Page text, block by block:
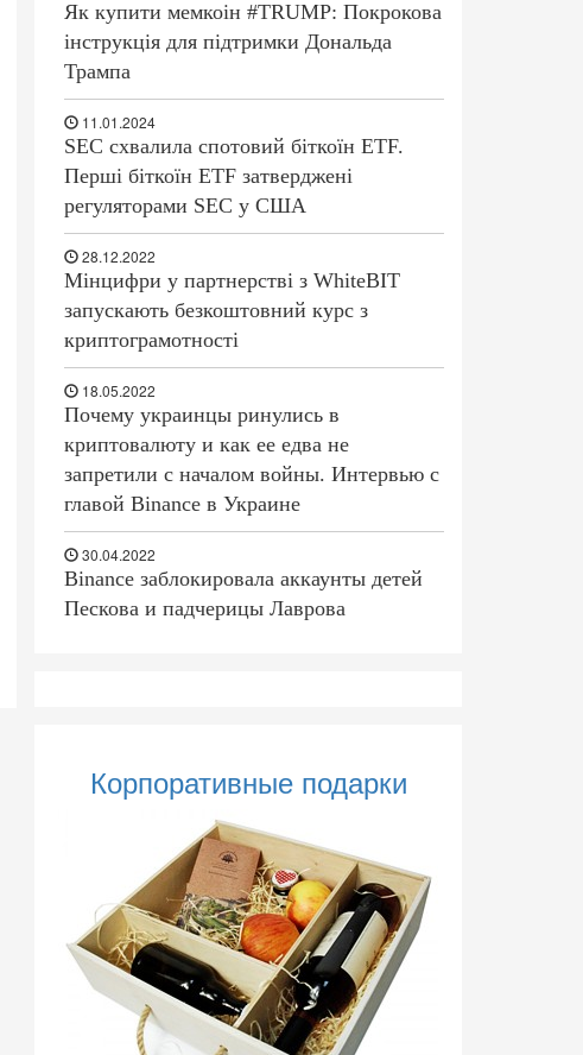
Як купити мемкоін #TRUMP: Покрокова
інструкція для підтримки Дональда
Трампа
11.01.2024
SEC схвалила спотовий біткоїн ETF.
Перші біткоїн ETF затверджені
регуляторами SEC у США
28.12.2022
Мінцифри у партнерстві з WhiteBIT
запускають безкоштовний курс з
криптограмотності
18.05.2022
Почему украинцы ринулись в
криптовалюту и как ее едва не
запретили с началом войны. Интервью с
главой Binance в Украине
30.04.2022
Binance заблокировала аккаунты детей
Пескова и падчерицы Лаврова
Корпоративные подарки